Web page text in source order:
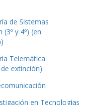
de Sistemas
y 4º) (en
Telemática
extinción)
en Tecnologías